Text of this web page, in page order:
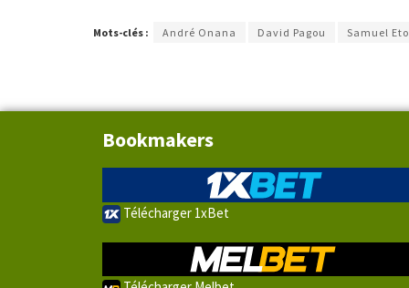
Mots-clés : André Onana David Pagou Samuel
Bookmakers
Télécharger 1xBet